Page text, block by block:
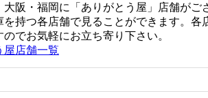
大阪・福岡に「ありがとう屋」店舗が
を持つ各店舗で見ることができます。
でお気軽にお立ち寄り下さい。
店舗一覧